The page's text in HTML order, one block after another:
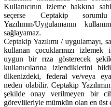
Kullanıcının izleme hakkına
seçerse Ceptakip
Yazılımın/Uygulamanın
sağlayamaz.
Ceptakip Yazılımı / uygulamayı,
kullanan çocuklarınızı izlemek
uygun bir rıza gösterecek
kullanıcılarına izlendiklerini
ülkenizdeki, federal ve/veya
neden olabilir. Ceptakip
şekilde onay verilmeyen bir
görevlileriyle mümkün olan en üst